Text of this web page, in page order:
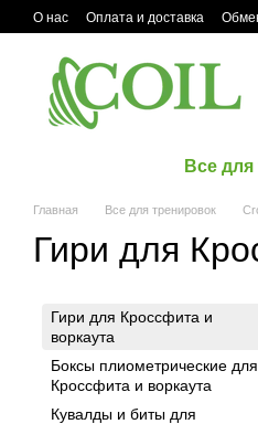
Перейти к основному контенту
О нас Оплата и доставка
Все
Главная Все для тренировок
Гири для
Гири для Кроссфита и
воркаута
Боксы плиометрические для
Кроссфита и воркаута
Кувалды и биты для